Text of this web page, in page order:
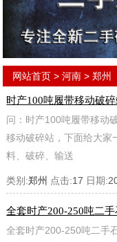
网站首页 >河南 >郑州
时产100吨履带移动破碎
问：时产100吨履带移动
移动破碎站，下面给大家
料、破碎、输送
类别:郑州 点击:17 日期:
全套时产200-250吨二
全套时产200-250吨二手